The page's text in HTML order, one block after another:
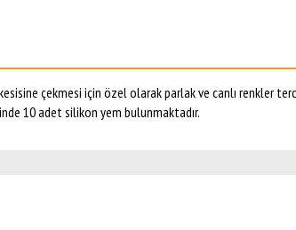
çekmesi için özel olarak parlak ve canlı renkler
10 adet silikon yem bulunmaktadır.